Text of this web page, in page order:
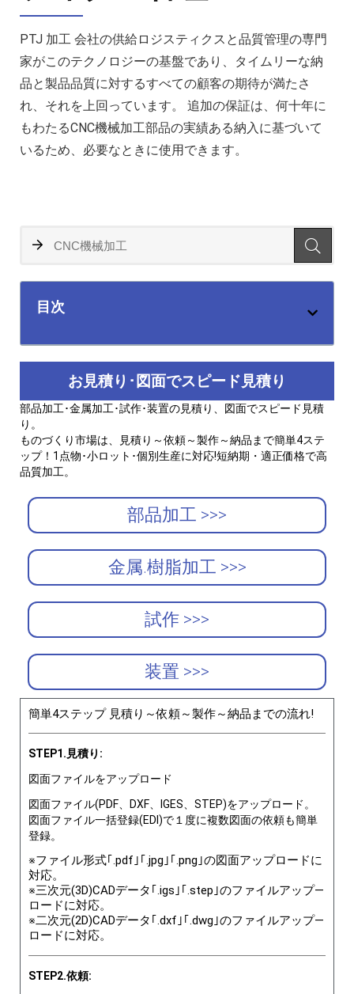
PTJ 加工 会社の供給ロジスティクスと品質管理の専門
家がこのテクノロジーの基盤であり、タイムリーな納
品と製品品質に対するすべての顧客の期待が満たさ
れ、それを上回っています。 追加の保証は、何十年に
もわたるCNC機械加工部品の実績ある納入に基づいて
いるため、必要なときに使用できます。
目次
お見積り･図面でスピード見積り
部品加工･金属加工･試作･装置の見積り、図面でスピード見積
り。
ものづくり市場は、見積り～依頼～製作～納品まで簡単4ステ
ップ！1点物･小ロット･個別生産に対応!短納期・適正価格で高
品質加工。
部品加工 >>>
金属.樹脂加工 >>>
試作 >>>
装置 >>>
簡単4ステップ 見積り～依頼～製作～納品までの流れ!
STEP1.見積り:
図面ファイルをアップロード
図面ファイル(PDF、DXF、IGES、STEP)をアップロード。
図面ファイル一括登録(EDI)で１度に複数図面の依頼も簡単
登録。
※ファイル形式｢.pdf｣｢.jpg｣｢.png｣の図面アップロードに
対応。
※三次元(3D)CADデータ｢.igs｣｢.step｣のファイルアップ―
ロードに対応。
※二次元(2D)CADデータ｢.dxf｣｢.dwg｣のファイルアップ―
ロードに対応。
STEP2.依頼: